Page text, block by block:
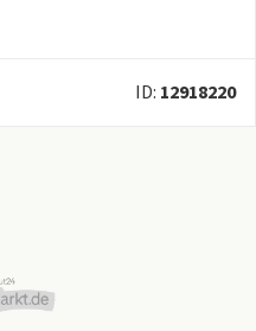
mit elektronischem
basiert, Toter-Winkel-
mit
ID: 12918220